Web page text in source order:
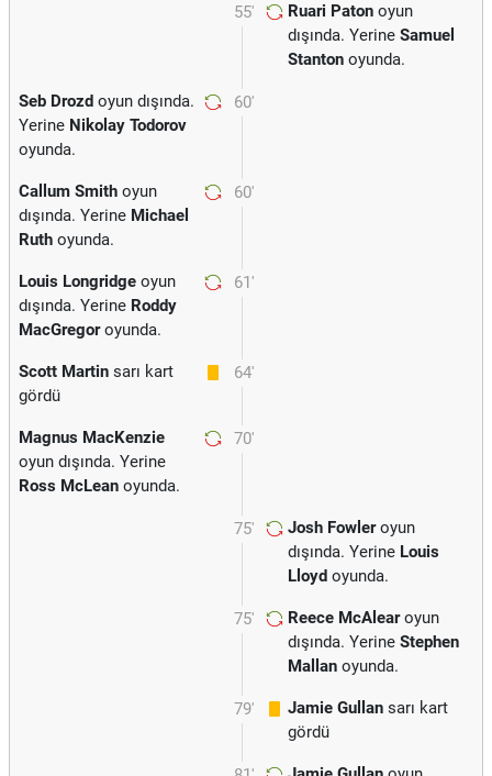
55' Ruari Paton oyun
dışında. Yerine Samuel
Stanton oyunda.
60'
Seb Drozd oyun dışında.
Yerine Nikolay Todorov
oyunda.
60'
Callum Smith oyun
dışında. Yerine Michael
Ruth oyunda.
61'
Louis Longridge oyun
dışında. Yerine Roddy
MacGregoroyunda.
64'
Scott Martin sarı kart
gördü
70'
Magnus MacKenzie
oyun dışında. Yerine
Ross McLean oyunda.
75' Josh Fowleroyun
dışında. Yerine Louis
Lloyd oyunda.
75' Reece McAlearoyun
dışında. Yerine Stephen
Mallan oyunda.
79' Jamie Gullan sarı kart
gördü